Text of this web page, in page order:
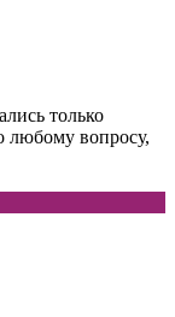
только
любому вопросу,